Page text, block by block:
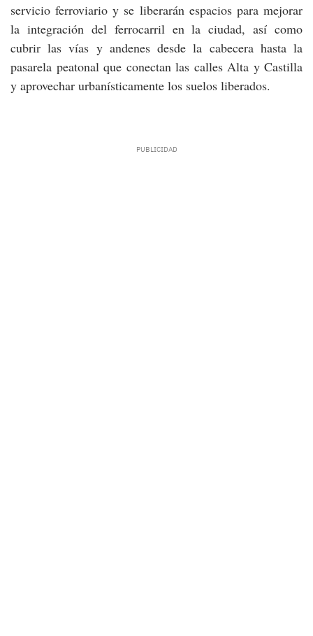
servicio ferroviario y se liberarán espacios para mejorar
la integración del ferrocarril en la ciudad, así como
cubrir las vías y andenes desde la cabecera hasta la
pasarela peatonal que conectan las calles Alta y Castilla
y aprovechar urbanísticamente los suelos liberados.